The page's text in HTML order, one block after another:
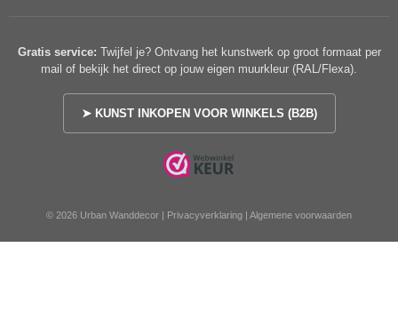
Gratis service: Twijfel je? Ontvang het kunstwerk op groot formaat per
mail of bekijk het direct op jouw eigen muurkleur (RAL/Flexa).
➤ KUNST INKOPEN VOOR WINKELS (B2B)
© 2026 Urban Wanddecor | Privacyverklaring | Algemene voorwaarden